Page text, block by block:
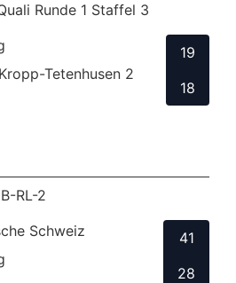
Runde 1 Staffel 3
Tetenhusen 2
19
18
RL-2
Schweiz
41
28